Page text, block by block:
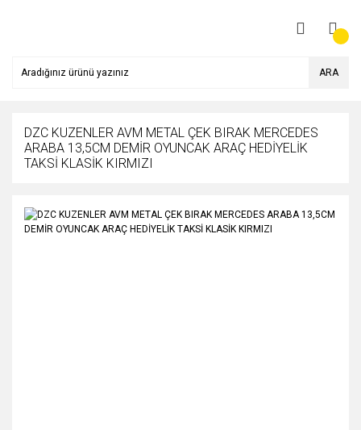
ARA
DZC KUZENLER AVM METAL ÇEK BIRAK MERCEDES
ARABA 13,5CM DEMİR OYUNCAK ARAÇ HEDİYELİK
TAKSİ KLASİK KIRMIZI